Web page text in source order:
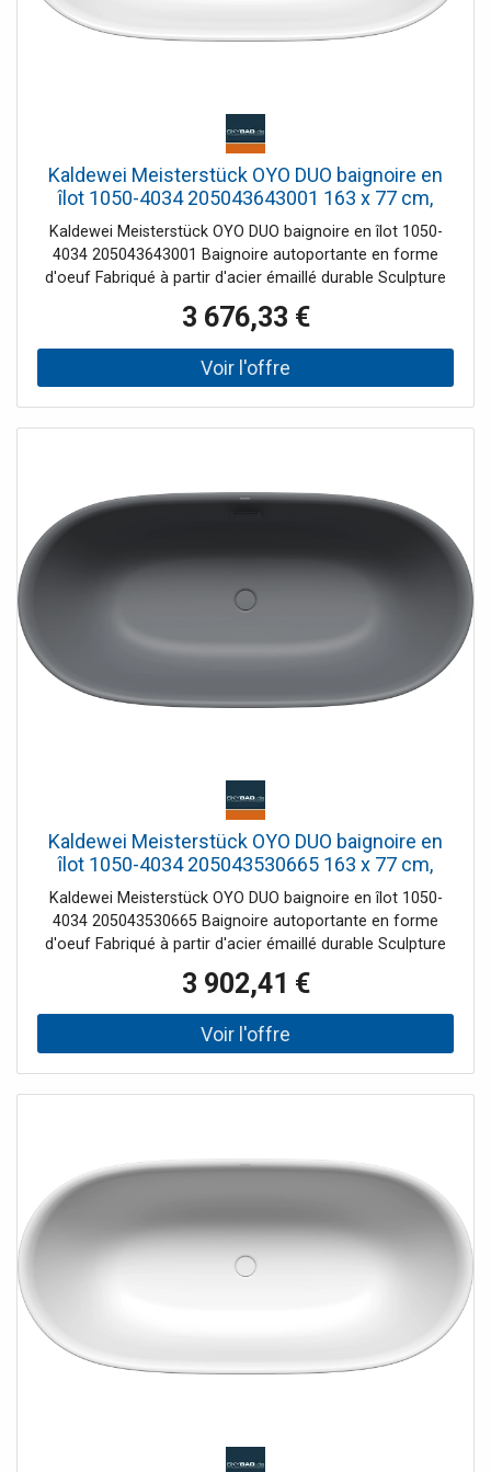
Kaldewei Meisterstück OYO DUO baignoire en
îlot 1050-4034 205043643001 163 x 77 cm,
avec trop-plein, avec effet perlant , blanc alpin
Kaldewei Meisterstück OYO DUO baignoire en îlot 1050-
4034 205043643001 Baignoire autoportante en forme
d'oeuf Fabriqué à partir d'acier émaillé durable Sculpture
Deux inclinaisons de dos identiques Avec bonde centrale à
ouverture par poussée, avec couvercle de bonde en émail
Avec débordement de conception Avec effet perlant -
revêtement facile d'entretien et anti-salissures Remarque
3 676,33 €
Kaldewei Meisterstück OYO DUO baignoire en
îlot 1050-4034 205043530665 163 x 77 cm,
avec trop-plein, gris froid 70
Kaldewei Meisterstück OYO DUO baignoire en îlot 1050-
4034 205043530665 Baignoire autoportante en forme
d'oeuf Fabriqué à partir d'acier émaillé durable Sculpture
Deux inclinaisons de dos identiques Avec bonde centrale à
ouverture par poussée, avec couvercle de bonde en émail
Avec débordement de conception Remarque d'installation
: L'espace libre sous la baignoire permet une installation
3 902,41 €